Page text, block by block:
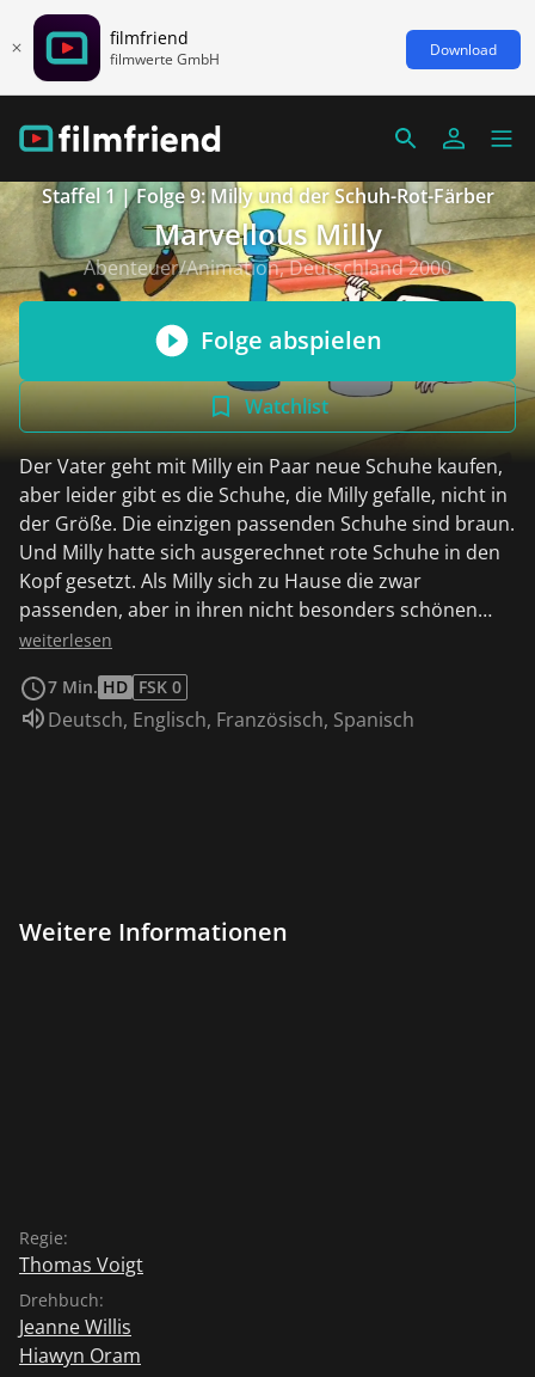
filmfriend
filmwerte GmbH Download
Staffel 1 | Folge 9: Milly und der Schuh-Rot-Färber
Marvellous Milly
Abenteuer/Animation, Deutschland 2000
Folge abspielen
Watchlist
Der Vater geht mit Milly ein Paar neue Schuhe kaufen,
aber leider gibt es die Schuhe, die Milly gefalle, nicht in
der Größe. Die einzigen passenden Schuhe sind braun.
Und Milly hatte sich ausgerechnet rote Schuhe in den
Kopf gesetzt. Als Milly sich zu Hause die zwar
passenden, aber in ihren nicht besonders schönen
braunen Schuhe anguckt, kommt ihr eine Idee.
einfach rot zu färben.
weiterlesen
7 Min. HD FSK 0
Sprache:
Deutsch, Englisch, Französisch, Spanisch
Weitere Informationen
Regie:
Thomas Voigt
Drehbuch:
Jeanne Willis
Hiawyn Oram